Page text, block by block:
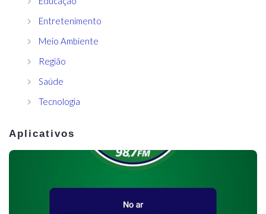
Entretenimento
Meio Ambiente
Região
Saúde
Tecnologia
Aplicativos